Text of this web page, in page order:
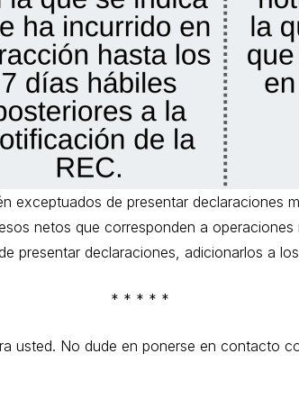
exceptuados de presentar declaraciones
netos que corresponden a
presentar declaraciones, adicionarlos a
* * * * *
usted. No dude en ponerse en contacto